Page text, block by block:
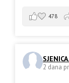
478
2 dana